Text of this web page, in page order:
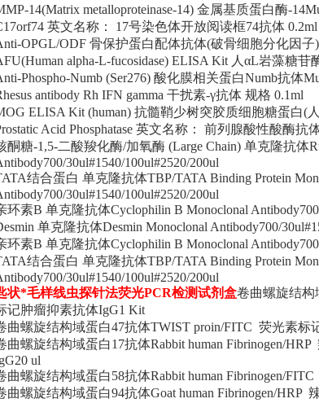
14(Matrix metalloproteinase-14) 金属基质蛋白酶-
英文名称： 17号染色体开放阅读框74抗体 0.2ml
OPGL/ODF 骨保护蛋白配体抗体(破骨细胞分化因子
alpha-L-fucosidase) ELISA Kit 人αL岩藻糖苷
Phospho-Numb (Ser276) 酸化膜相关蛋白Numb抗体
antibody Rh IFN gamma 干扰素-γ抗体 规格 0.1ml
ELISA Kit (human) 抗髓鞘少树突胶质细胞糖蛋白(
Acid Phosphatase 英文名称： 前列腺酸性酸酶抗
酮糖-1,5-二酸羧化酶/加氧酶 (Large Chain) 单克隆抗体
30ul#1540/100ul#2520/200ul
结合蛋白 单克隆抗体TBP/TATA Binding Protein
30ul#1540/100ul#2520/200ul
环素B 单克隆抗体Cyclophilin B Monoclonal
单克隆抗体Desmin Monoclonal Antibody700/
环素B 单克隆抗体Cyclophilin B Monoclonal
结合蛋白 单克隆抗体TBP/TATA Binding Protein
30ul#1540/100ul#2520/200ul
状*毛样线虫探针法荧光PCR检测试剂盒卷曲螺旋结构
记肿瘤抑素抗体IgG1 Kit
曲螺旋结构域蛋白47抗体TWIST proin/FITC 荧光素标
曲螺旋结构域蛋白17抗体Rabbit human Fibrinogen/
ul
曲螺旋结构域蛋白58抗体Rabbit human Fibrinogen/
曲螺旋结构域蛋白94抗体Goat human Fibrinogen/HRP